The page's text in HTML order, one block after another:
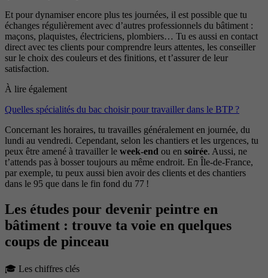
Et pour dynamiser encore plus tes journées, il est possible que tu
échanges régulièrement avec d’autres professionnels du bâtiment :
maçons, plaquistes, électriciens, plombiers… Tu es aussi en contact
direct avec tes clients pour comprendre leurs attentes, les conseiller
sur le choix des couleurs et des finitions, et t’assurer de leur
satisfaction.
À lire également
Quelles spécialités du bac choisir pour travailler dans le BTP ?
Concernant les horaires, tu travailles généralement en journée, du
lundi au vendredi. Cependant, selon les chantiers et les urgences, tu
peux être amené à travailler le week-end ou en soirée. Aussi, ne
t’attends pas à bosser toujours au même endroit. En Île-de-France,
par exemple, tu peux aussi bien avoir des clients et des chantiers
dans le 95 que dans le fin fond du 77 !
Les études pour devenir peintre en
bâtiment : trouve ta voie en quelques
coups de pinceau
🎓​ Les chiffres clés